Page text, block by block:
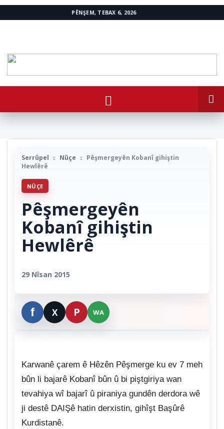
PÊNŞEM, TEBAX 6, 2026
Serrûpel Nûçe
Pêşmergeyên Kobanî gihiştin
Hewlêrê
NÛÇE
Pêşmergeyên
Kobanî gihiştin
Hewlêrê
29 Nîsan 2015
Karwanê çarem ê Hêzên Pêşmerge ku ev 7 meh
bûn li bajarê Kobanî bûn û bi piştgiriya wan
tevahiya wî bajarî û piraniya gundên derdora wê
ji destê DAIŞê hatin derxistin, gihîşt Başûrê
Kurdistanê.